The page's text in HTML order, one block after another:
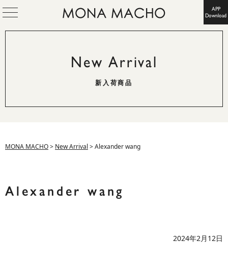
APP
Download
New Arrival
新入荷商品
MONA MACHO> New Arrival >Alexander wang
Alexander wang
2024年2月12日